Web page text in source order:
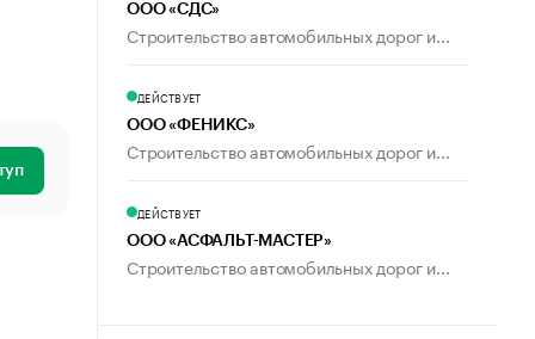
ООО «СДС»
Строительство автомобильных дорог и...
ДЕЙСТВУЕТ
ООО «ФЕНИКС»
Строительство автомобильных дорог и...
ДЕЙСТВУЕТ
ООО «АСФАЛЬТ-МАСТЕР»
Строительство автомобильных дорог и...